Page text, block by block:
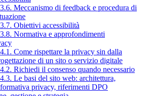
Meccanismo di feedback e procedura di
Obiettivi accessibilità
Normativa e approfondimenti
Come rispettare la privacy sin dalla
di un sito o servizio digitale
Richiedi il consenso quando necessario
Le basi del sito web: architettura,
privacy, riferimenti DPO